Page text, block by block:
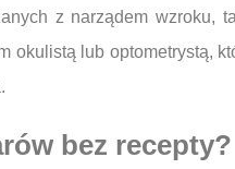
z narządem
lub optometrystą,
bez recepty?